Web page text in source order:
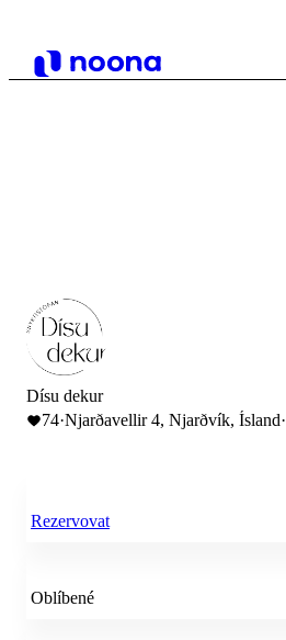
Dísu dekur
74·Njarðavellir 4, Njarðvík, Ísland·
Rezervovat
Oblíbené